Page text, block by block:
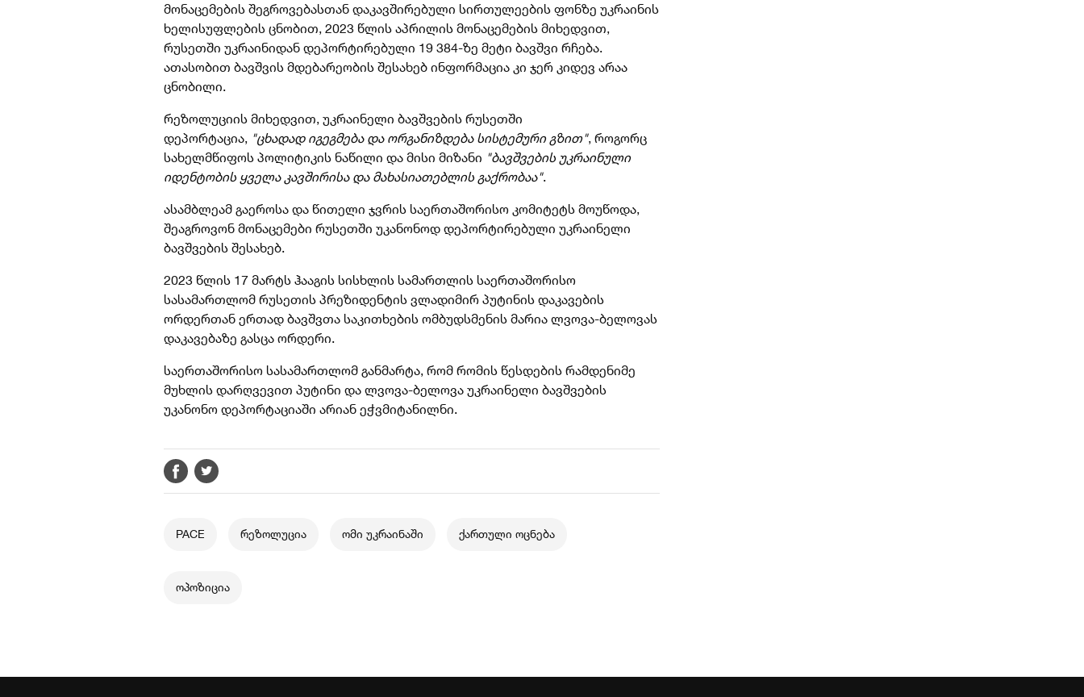
მონაცემების შეგროვებასთან დაკავშირებული სირთულეების ფონზე უკრაინის
ხელისუფლების ცნობით, 2023 წლის აპრილის მონაცემების მიხედვით,
რუსეთში უკრაინიდან დეპორტირებული 19 384-ზე მეტი ბავშვი რჩება.
ათასობით ბავშვის მდებარეობის შესახებ ინფორმაცია კი ჯერ კიდევ არაა
ცნობილი.
რეზოლუციის მიხედვით, უკრაინელი ბავშვების რუსეთში
დეპორტაცია, "ცხადად იგეგმება და ორგანიზდება სისტემური გზით", როგორც
სახელმწიფოს პოლიტიკის ნაწილი და მისი მიზანი "ბავშვების უკრაინული
იდენტობის ყველა კავშირისა და მახასიათებლის გაქრობაა".
ასამბლეამ გაეროსა და წითელი ჯვრის საერთაშორისო კომიტეტს მოუწოდა,
შეაგროვონ მონაცემები რუსეთში უკანონოდ დეპორტირებული უკრაინელი
ბავშვების შესახებ.
2023 წლის 17 მარტს ჰააგის სისხლის სამართლის საერთაშორისო
სასამართლომ რუსეთის პრეზიდენტის ვლადიმირ პუტინის დაკავების
ორდერთან ერთად ბავშვთა საკითხების ომბუდსმენის მარია ლვოვა-ბელოვას
დაკავებაზე გასცა ორდერი.
საერთაშორისო სასამართლომ განმარტა, რომ რომის წესდების რამდენიმე
მუხლის დარღვევით პუტინი და ლვოვა-ბელოვა უკრაინელი ბავშვების
უკანონო დეპორტაციაში არიან ეჭვმიტანილნი.
PACE რეზოლუცია ომი უკრაინაში ქართული ოცნება
ოპოზიცია